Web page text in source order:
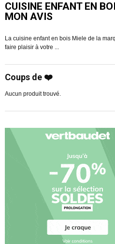
CUISINE ENFANT EN
MON AVIS
La cuisine enfant en bois Miele de la
faire plaisir à votre ...
Coups de ❤️
Aucun produit trouvé.